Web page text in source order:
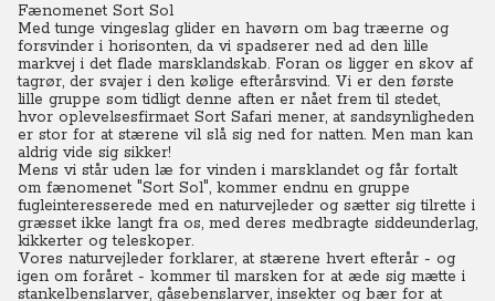
Fænomenet Sort Sol
Med tunge vingeslag glider en havørn om bag træerne og
forsvinder i horisonten, da vi spadserer ned ad den lille
markvej i det flade marsklandskab. Foran os ligger en skov af
tagrør, der svajer i den kølige efterårsvind. Vi er den første
lille gruppe som tidligt denne aften er nået frem til stedet,
hvor oplevelsesfirmaet Sort Safari mener, at sandsynligheden
er stor for at stærene vil slå sig ned for natten. Men man kan
aldrig vide sig sikker!
Mens vi står uden læ for vinden i marsklandet og får fortalt
om fænomenet "Sort Sol", kommer endnu en gruppe
fugleinteresserede med en naturvejleder og sætter sig tilrette i
græsset ikke langt fra os, med deres medbragte siddeunderlag,
kikkerter og teleskoper.
Vores naturvejleder forklarer, at stærene hvert efterår - og
igen om foråret - kommer til marsken for at æde sig mætte i
stankelbenslarver, gåsebenslarver, insekter og bær for at